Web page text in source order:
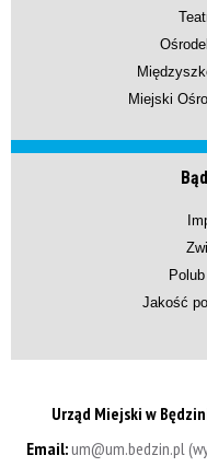
Miejski
Jakość
Urząd Miejski w
Email:um@um.bedzin.pl